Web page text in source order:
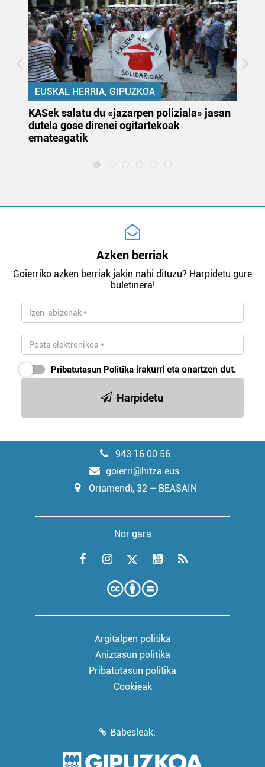
EUSKAL HERRIA, GIPUZKOA
KASek salatu du «jazarpen poliziala» jasan
dutela gose direnei ogitartekoak
emateagatik
Azken berriak
Goierriko azken berriak jakin nahi dituzu? Harpidetu gure
buletinera!
Pribatutasun Politika irakurri eta onartzen dut.
Harpidetu
943 16 00 56
goierri@hitza.eus
Oriamendi, 32 – BEASAIN
Nor gara
Argitalpen politika
Aniztasun politika
Pribatutasun politika
Cookieak
Babesleak: